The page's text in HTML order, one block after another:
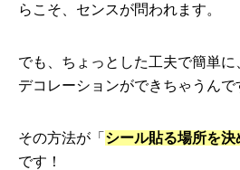
らこそ、センスが問われます。
でも、ちょっとした工夫で簡単
デコレーションができちゃうんで
その方法が「 シール貼る場所を決
です！